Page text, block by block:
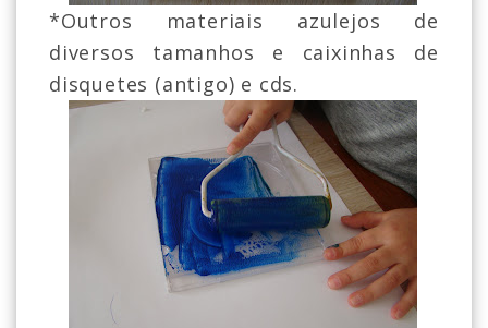
*Outros materiais azulejos de
diversos tamanhos e caixinhas de
disquetes (antigo) e cds.